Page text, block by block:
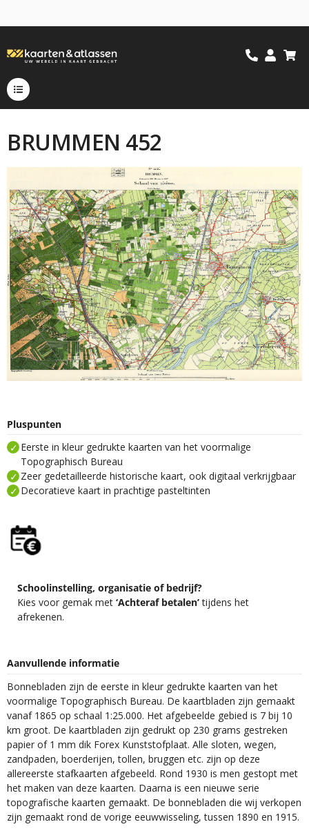
BRUMMEN 452
Pluspunten
Eerste in kleur gedrukte kaarten van het voormalige
Topographisch Bureau
Zeer gedetailleerde historische kaart, ook digitaal verkrijgbaar
Decoratieve kaart in prachtige pasteltinten
Schoolinstelling, organisatie of bedrijf?
Kies voor gemak met ‘Achteraf betalen’tijdens het
afrekenen.
Aanvullende informatie
Bonnebladen zijn de eerste in kleur gedrukte kaarten van het
voormalige Topographisch Bureau. De kaartbladen zijn gemaakt
vanaf 1865 op schaal 1:25.000. Het afgebeelde gebied is 7 bij 10
km groot. De kaartbladen zijn gedrukt op 230 grams gestreken
papier of 1 mm dik Forex Kunststofplaat. Alle sloten, wegen,
zandpaden, boerderijen, tollen, bruggen etc. zijn op deze
allereerste stafkaarten afgebeeld. Rond 1930 is men gestopt met
het maken van deze kaarten. Daarna is een nieuwe serie
topografische kaarten gemaakt. De bonnebladen die wij verkopen
zijn gemaakt rond de vorige eeuwwisseling, tussen 1890 en 1915.